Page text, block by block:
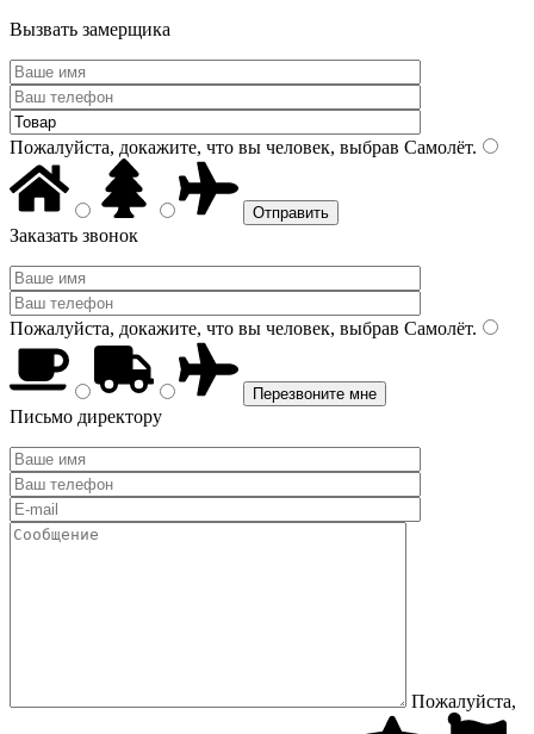
Вызвать замерщика
Пожалуйста, докажите, что вы человек, выбрав Самолёт.
Заказать звонок
Пожалуйста, докажите, что вы человек, выбрав Самолёт.
Письмо директору
Пожалуйста,